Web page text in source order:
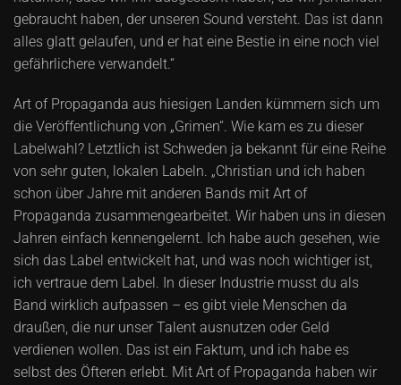
gebraucht haben, der unseren Sound versteht. Das ist dann
alles glatt gelaufen, und er hat eine Bestie in eine noch viel
gefährlichere verwandelt.“
Art of Propaganda aus hiesigen Landen kümmern sich um
die Veröffentlichung von „Grimen“. Wie kam es zu dieser
Labelwahl? Letztlich ist Schweden ja bekannt für eine Reihe
von sehr guten, lokalen Labeln. „Christian und ich haben
schon über Jahre mit anderen Bands mit Art of
Propaganda zusammengearbeitet. Wir haben uns in diesen
Jahren einfach kennengelernt. Ich habe auch gesehen, wie
sich das Label entwickelt hat, und was noch wichtiger ist,
ich vertraue dem Label. In dieser Industrie musst du als
Band wirklich aufpassen – es gibt viele Menschen da
draußen, die nur unser Talent ausnutzen oder Geld
verdienen wollen. Das ist ein Faktum, und ich habe es
selbst des Öfteren erlebt. Mit Art of Propaganda haben wir